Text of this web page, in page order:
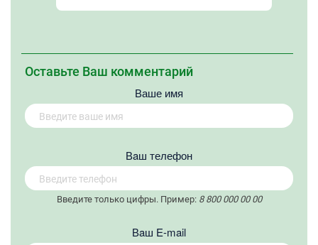
Оставьте Ваш комментарий
Ваше имя
Вaш телефон
Введите только цифры. Пример: 8 800 000 00 00
Вaш E-mail